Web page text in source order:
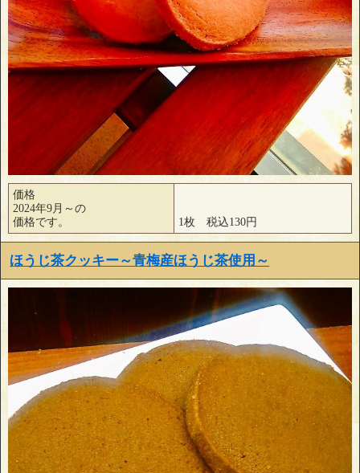
価格
2024年9月～の
価格です。
1枚 税込130円
ほうじ茶クッキー～青梅産ほうじ茶使用～